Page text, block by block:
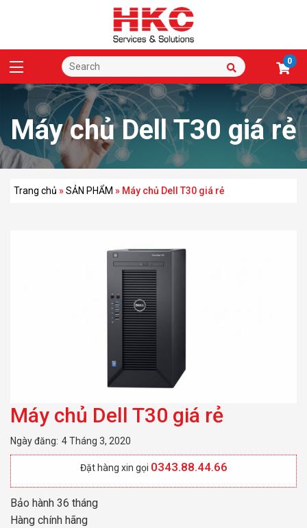
0
Máy chủ Dell T30 giá rẻ
Trang chủ »SẢN PHẨM » Máy chủ Dell T30 giá rẻ
Máy chủ Dell T30 giá rẻ
Ngày đăng: 4 Tháng 3, 2020
Đặt hàng xin gọi 0343.88.44.66
Bảo hành 36 tháng
Hàng chính hãng